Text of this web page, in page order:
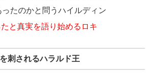
たのかと問うハイルディン
と真実を語り始めるロキ
刺されるハラルド王